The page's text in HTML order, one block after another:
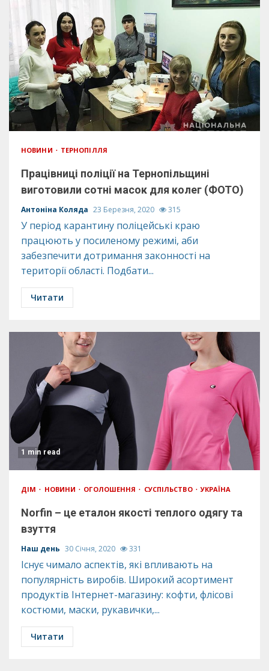
НОВИНИ ТЕРНОПІЛЛЯ
Працівниці поліції на Тернопільщині
виготовили сотні масок для колег (ФОТО)
Антоніна Коляда 23 Березня, 2020 315
У період карантину поліцейські краю
працюють у посиленому режимі, аби
забезпечити дотримання законності на
території області. Подбати...
Читати
1 min read
ДІМ НОВИНИ ОГОЛОШЕННЯ СУСПІЛЬСТВО УКРАЇНА
Norfin – це еталон якості теплого одягу та
взуття
Наш день 30 Січня, 2020 331
Існує чимало аспектів, які впливають на
популярність виробів. Широкий асортимент
продуктів Інтернет-магазину: кофти, флісові
костюми, маски, рукавички,...
Читати